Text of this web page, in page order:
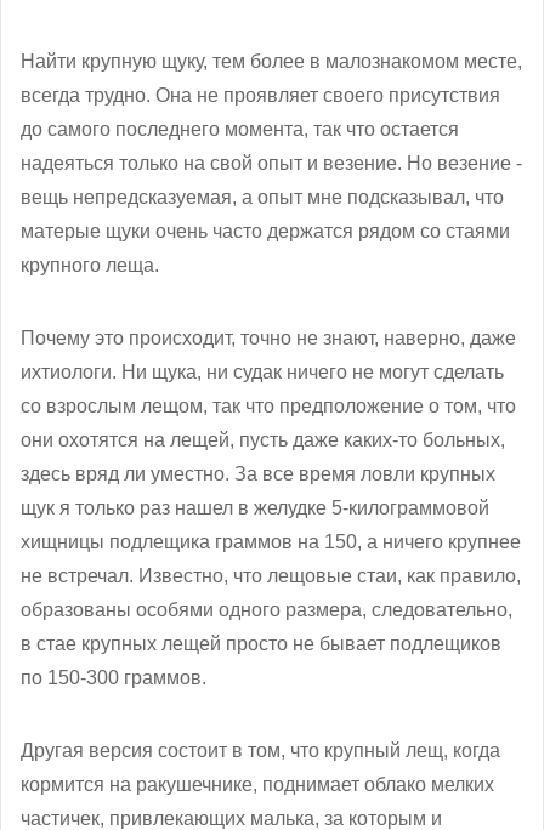
Найти крупную щуку, тем более в малознакомом месте,
всегда трудно. Она не проявляет своего присутствия
до самого последнего момента, так что остается
надеяться только на свой опыт и везение. Но везение -
вещь непредсказуемая, а опыт мне подсказывал, что
матерые щуки очень часто держатся рядом со стаями
крупного леща.
Почему это происходит, точно не знают, наверно, даже
ихтиологи. Ни щука, ни судак ничего не могут сделать
со взрослым лещом, так что предположение о том, что
они охотятся на лещей, пусть даже каких-то больных,
здесь вряд ли уместно. За все время ловли крупных
щук я только раз нашел в желудке 5-килограммовой
хищницы подлещика граммов на 150, а ничего крупнее
не встречал. Известно, что лещовые стаи, как правило,
образованы особями одного размера, следовательно,
в стае крупных лещей просто не бывает подлещиков
по 150-300 граммов.
Другая версия состоит в том, что крупный лещ, когда
кормится на ракушечнике, поднимает облако мелких
частичек, привлекающих малька, за которым и